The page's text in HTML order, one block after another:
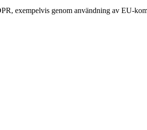
exempelvis genom användning av EU-